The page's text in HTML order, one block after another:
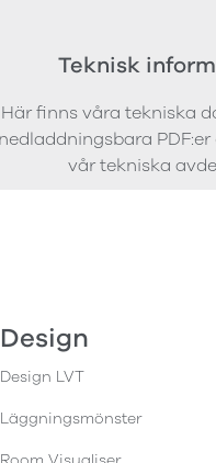
Teknisk
Här finns våra tekniska
vår tekniska
Design
Design LVT
Läggningsmönster